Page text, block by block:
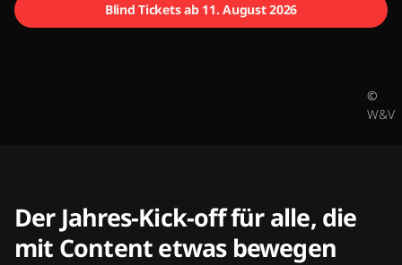
Blind Tickets ab 11. August 2026
©
W&V
Der Jahres-Kick-off für alle, die
mit Content etwas bewegen